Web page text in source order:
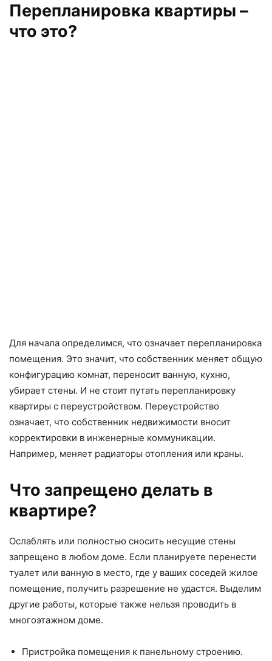
Перепланировка квартиры –
что это?
Для начала определимся, что означает перепланировка
помещения. Это значит, что собственник меняет общую
конфигурацию комнат, переносит ванную, кухню,
убирает стены. И не стоит путать перепланировку
квартиры с переустройством. Переустройство
означает, что собственник недвижимости вносит
корректировки в инженерные коммуникации.
Например, меняет радиаторы отопления или краны.
Что запрещено делать в
квартире?
Ослаблять или полностью сносить несущие стены
запрещено в любом доме. Если планируете перенести
туалет или ванную в место, где у ваших соседей жилое
помещение, получить разрешение не удастся. Выделим
другие работы, которые также нельзя проводить в
многоэтажном доме.
Пристройка помещения к панельному строению.